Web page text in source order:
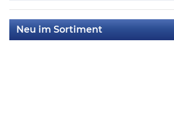
Neu im Sortiment